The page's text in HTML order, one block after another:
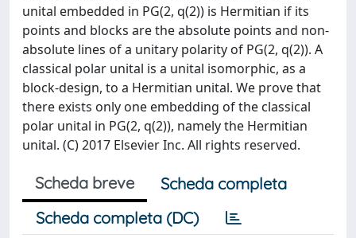
unital embedded in PG(2, q(2)) is Hermitian if its
points and blocks are the absolute points and non-
absolute lines of a unitary polarity of PG(2, q(2)). A
classical polar unital is a unital isomorphic, as a
block-design, to a Hermitian unital. We prove that
there exists only one embedding of the classical
polar unital in PG(2, q(2)), namely the Hermitian
unital. (C) 2017 Elsevier Inc. All rights reserved.
Scheda breve
Scheda completa
Scheda completa (DC)